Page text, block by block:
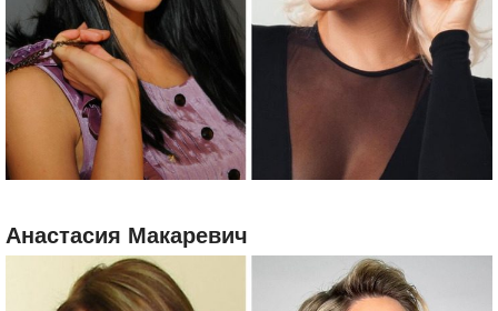
Анастасия Макаревич